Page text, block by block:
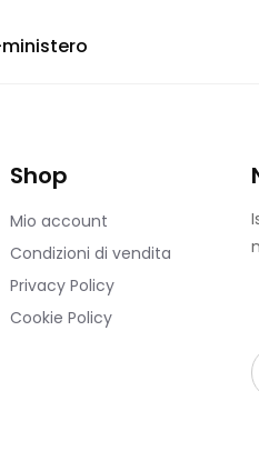
Shop
Mio account
Condizioni di vendita
Privacy Policy
Cookie Policy
E